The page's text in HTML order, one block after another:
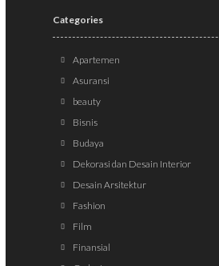
Categories
Apartemen
Asuransi
beauty
Bisnis
Budaya
Dekorasi dan Desain Interior
Desain Arsitektur
Fashion
Film
Finansial